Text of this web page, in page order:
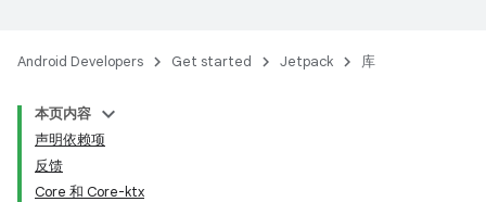
Android Developers Get started Jetpack 库
本页内容
声明依赖项
反馈
Core 和 Core-ktx